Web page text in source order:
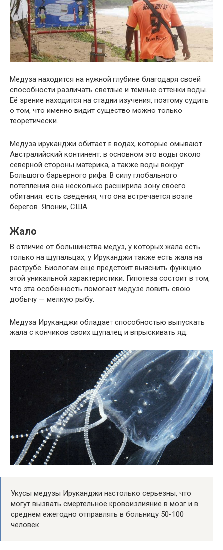
Медуза находится на нужной глубине благодаря своей
способности различать светлые и тёмные оттенки воды.
Её зрение находится на стадии изучения, поэтому судить
о том, что именно видит существо можно только
теоретически.
Медуза ируканджи обитает в водах, которые омывают
Австралийский континент: в основном это воды около
северной стороны материка, а также воды вокруг
Большого барьерного рифа. В силу глобального
потепления она несколько расширила зону своего
обитания: есть сведения, что она встречается возле
берегов Японии, США.
Жало
В отличие от большинства медуз, у которых жала есть
только на щупальцах, у Ируканджи также есть жала на
раструбе. Биологам еще предстоит выяснить функцию
этой уникальной характеристики. Гипотеза состоит в том,
что эта особенность помогает медузе ловить свою
добычу — мелкую рыбу.
Медуза Ируканджи обладает способностью выпускать
жала с кончиков своих щупалец и впрыскивать яд.
Укусы медузы Ируканджи настолько серьезны, что
могут вызвать смертельное кровоизлияние в мозг и в
среднем ежегодно отправлять в больницу 50-100
человек.